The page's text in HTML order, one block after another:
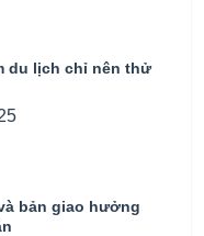
du lịch chỉ nên thử
bản giao hưởng